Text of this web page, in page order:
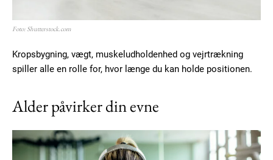
Gratis / forever
Praesent euismod ac
Nullam eu erat condimentum
Donec quis est ac felis
Foto: Shutterstock.com
Kropsbygning, vægt, muskeludholdenhed og vejrtrækning
spiller alle en rolle for, hvor længe du kan holde positionen.
Alder påvirker din evne